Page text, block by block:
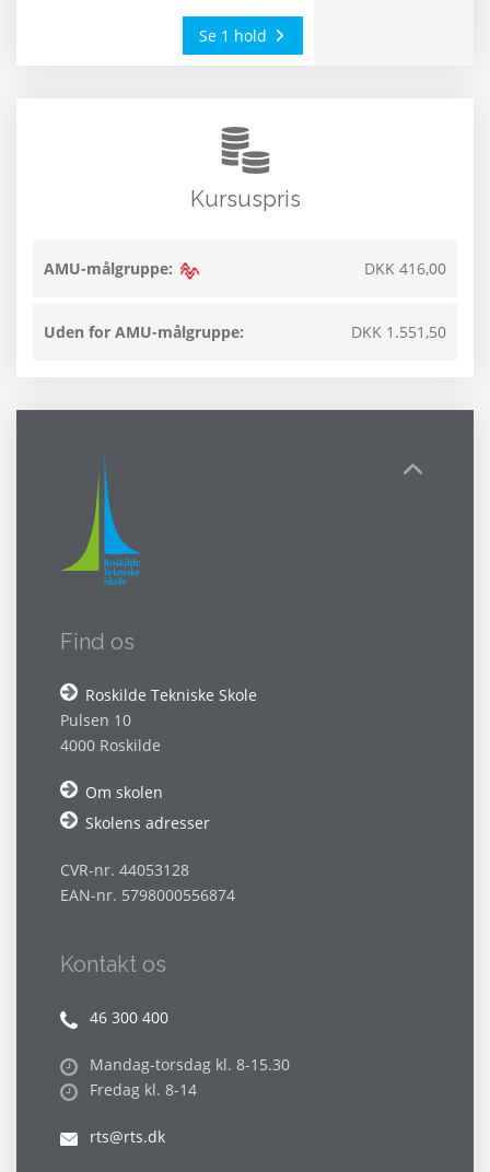
Se 1 hold
Kursuspris
AMU-målgruppe: DKK 416,00
Uden for AMU-målgruppe: DKK 1.551,50
Find os
Roskilde Tekniske Skole
Pulsen 10
4000 Roskilde
Om skolen
Skolens adresser
CVR-nr. 44053128
EAN-nr. 5798000556874
Kontakt os
46 300 400
Mandag-torsdag kl. 8-15.30
Fredag kl. 8-14
rts@rts.dk